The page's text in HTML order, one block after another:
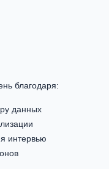
благодаря:
данных
интервью